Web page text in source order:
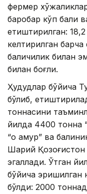
фермер
баробар кўп балиқ
етиштирилган:
келтирилган
балиқчилик билан
билан боғлиқ.
Ҳудудлар бўйича
бўлиб,
тоннасини
йилда 4400 тонна
“оқ амур” ва
Шарқий
эгаллади. Ўтган
бўйича эришилган
бўлди: 2000